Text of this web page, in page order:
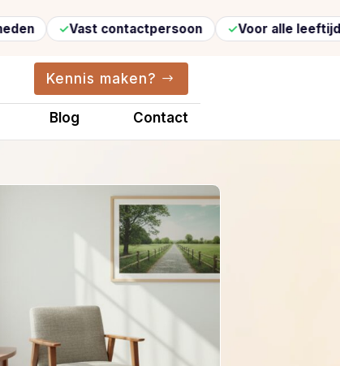
Vast contactpersoon Voor alle leeftijden
Kennis maken?
Blog Contact